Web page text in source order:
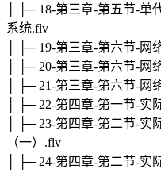
│ ├─ 18-第三章-第五节-单
系统.flv
│ ├─ 19-第三章-第六节-网
│ ├─ 20-第三章-第六节-网
│ ├─ 21-第三章-第六节-网
│ ├─ 22-第四章-第一节-实
│ ├─ 23-第四章-第二节-实
（一）.flv
│ ├─ 24-第四章-第二节-实